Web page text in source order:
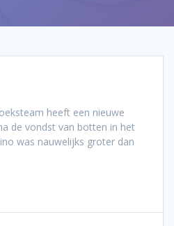
heeft een nieuwe
de vondst van botten in het
was nauwelijks groter dan